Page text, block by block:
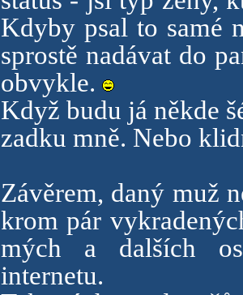
Kdyby psal to samé
sprostě nadávat do
obvykle.
Když budu já někde
zadku mně. Nebo
Závěrem, daný muž
krom pár
mých a dalších
internetu.